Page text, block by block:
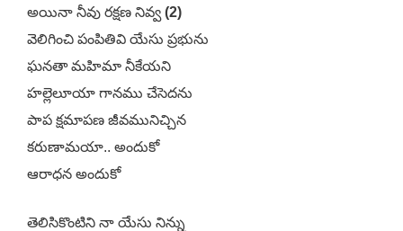
అయినా నీవు రక్షణ నివ్వ (2)
వెలిగించి పంపితివి యేసు ప్రభును
ఘనతా మహిమా నీకేయని
హల్లెలూయా గానము చేసెదను
పాప క్షమాపణ జీవమునిచ్చిన
కరుణామయా.. అందుకో
ఆరాధన అందుకో
తెలిసికొంటిని నా యేసు నిన్ను